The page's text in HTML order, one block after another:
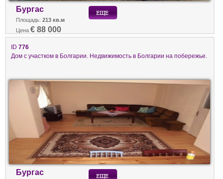
Бургас
Площадь: 213 кв.м
Цена € 88 000
ID 776
Дом с участком в Болгарии. Недвижимость в Болгарии на побережье.
Бургас